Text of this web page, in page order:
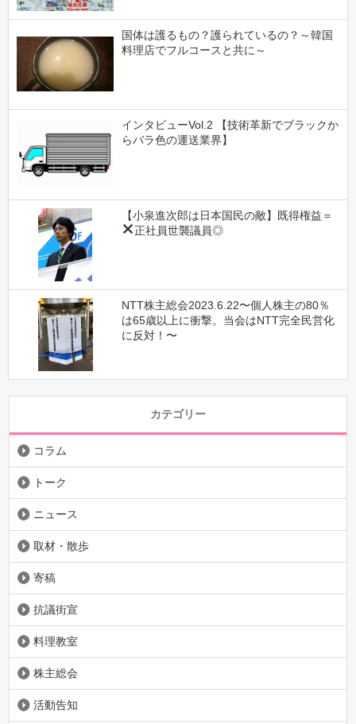
国体は護るもの？護られているの？～韓国
料理店でフルコースと共に～
インタビューVol.2 【技術革新でブラックか
らバラ色の運送業界】
【小泉進次郎は日本国民の敵】既得権益＝
正社員世襲議員◎
NTT株主総会2023.6.22〜個人株主の80％
は65歳以上に衝撃。当会はNTT完全民営化
に反対！〜
カテゴリー
コラム
トーク
ニュース
取材・散歩
寄稿
抗議街宣
料理教室
株主総会
活動告知